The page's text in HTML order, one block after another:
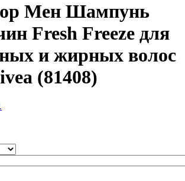
Мен Шампунь
Fresh Freeze для
и жирных волос
(81408)